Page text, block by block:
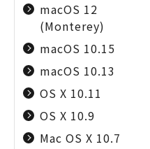
macOS 12
(Monterey)
macOS 10.15
macOS 10.13
OS X 10.11
OS X 10.9
Mac OS X 10.7